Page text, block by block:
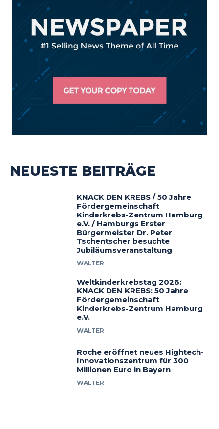
NEUESTE BEITRÄGE
KNACK DEN KREBS / 50 Jahre
Fördergemeinschaft
Kinderkrebs-Zentrum Hamburg
e.V. / Hamburgs Erster
Bürgermeister Dr. Peter
Tschentscher besuchte
Jubiläumsveranstaltung
WALTER
Weltkinderkrebstag 2026:
KNACK DEN KREBS: 50 Jahre
Fördergemeinschaft
Kinderkrebs-Zentrum Hamburg
e.V.
WALTER
Roche eröffnet neues Hightech-
Innovationszentrum für 300
Millionen Euro in Bayern
WALTER